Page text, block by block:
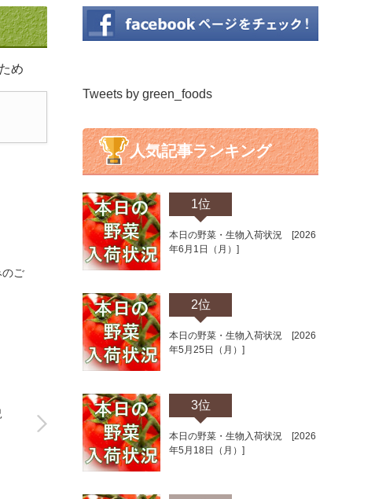
め
ご
Tweets by green_foods
人気記事ランキング
1位
本日の野菜・生物入荷状況 [2026
年6月1日（月）]
2位
本日の野菜・生物入荷状況 [2026
年5月25日（月）]
3位
本日の野菜・生物入荷状況 [2026
年5月18日（月）]